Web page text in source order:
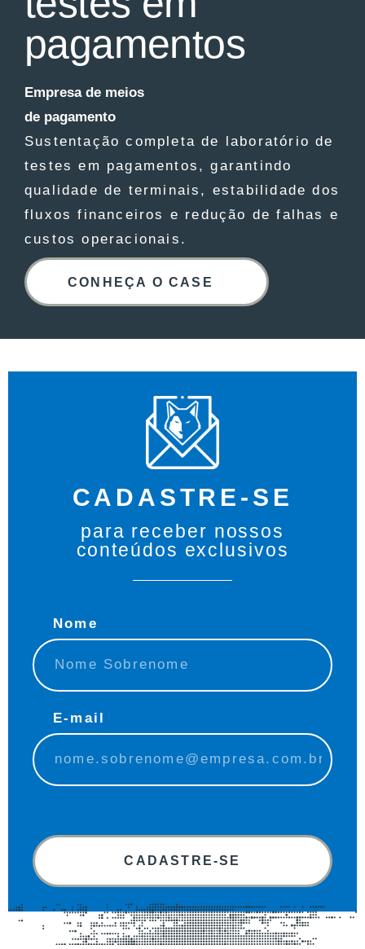
pagamentos
Empresa de meios
de pagamento
Sustentação completa de laboratório de
testes em pagamentos, garantindo
qualidade de terminais, estabilidade dos
fluxos financeiros e redução de falhas e
custos operacionais.
CONHEÇA O CASE
CADASTRE-SE
para receber nossos
conteúdos exclusivos
Nome
E-mail
CADASTRE-SE